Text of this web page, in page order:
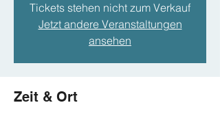
Tickets stehen nicht zum Verkauf
Jetzt andere Veranstaltungen
ansehen
Zeit & Ort